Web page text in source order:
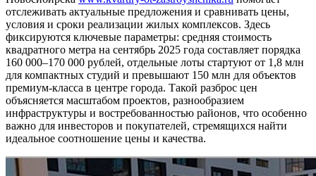
отслеживать актуальные предложения и сравнивать цены,
условия и сроки реализации жилых комплексов. Здесь
фиксируются ключевые параметры: средняя стоимость
квадратного метра на сентябрь 2025 года составляет порядка
160 000–170 000 рублей, отдельные лоты стартуют от 1,8 млн
для компактных студий и превышают 150 млн для объектов
премиум-класса в центре города. Такой разброс цен
объясняется масштабом проектов, разнообразием
инфраструктуры и востребованностью районов, что особенно
важно для инвесторов и покупателей, стремящихся найти
идеальное соотношение цены и качества.